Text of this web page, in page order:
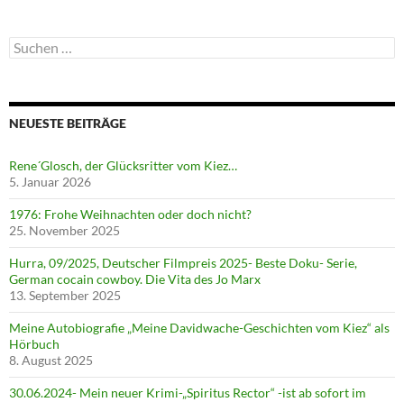
Suchen
nach:
NEUESTE BEITRÄGE
Rene´Glosch, der Glücksritter vom Kiez…
5. Januar 2026
1976: Frohe Weihnachten oder doch nicht?
25. November 2025
Hurra, 09/2025, Deutscher Filmpreis 2025- Beste Doku- Serie,
German cocain cowboy. Die Vita des Jo Marx
13. September 2025
Meine Autobiografie „Meine Davidwache-Geschichten vom Kiez“ als
Hörbuch
8. August 2025
30.06.2024- Mein neuer Krimi-„Spiritus Rector“ -ist ab sofort im